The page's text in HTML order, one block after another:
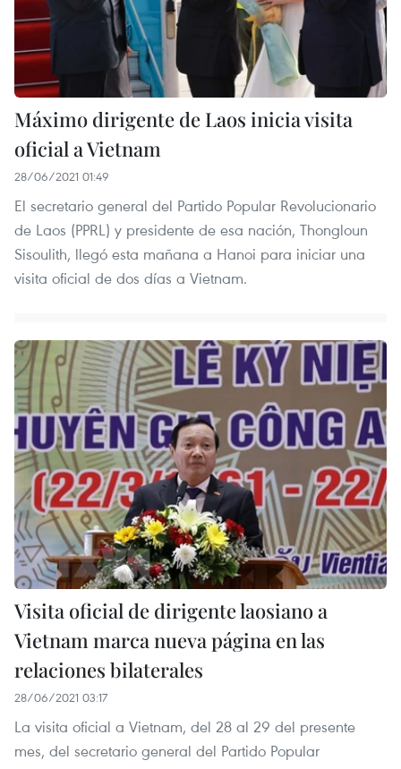
Máximo dirigente de Laos inicia visita
oficial a Vietnam
28/06/2021 01:49
El secretario general del Partido Popular Revolucionario
de Laos (PPRL) y presidente de esa nación, Thongloun
Sisoulith, llegó esta mañana a Hanoi para iniciar una
visita oficial de dos días a Vietnam.
Visita oficial de dirigente laosiano a
Vietnam marca nueva página en las
relaciones bilaterales
28/06/2021 03:17
La visita oficial a Vietnam, del 28 al 29 del presente
mes, del secretario general del Partido Popular